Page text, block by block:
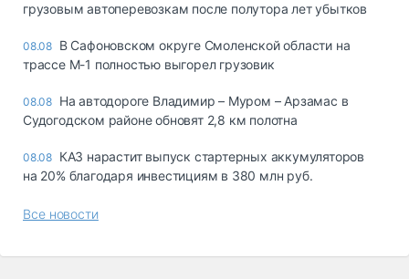
грузовым автоперевозкам после полутора лет убытков
08.08 В Сафоновском округе Смоленской области на
трассе М-1 полностью выгорел грузовик
08.08 На автодороге Владимир – Муром – Арзамас в
Судогодском районе обновят 2,8 км полотна
08.08 КАЗ нарастит выпуск стартерных аккумуляторов
на 20% благодаря инвестициям в 380 млн руб.
Все новости